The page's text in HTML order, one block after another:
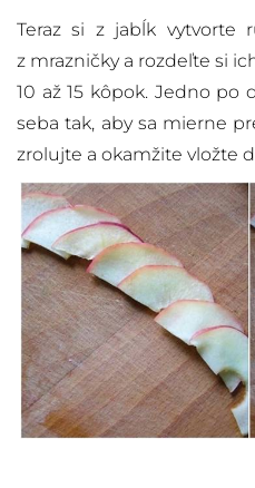
Teraz si z jabĺk vytvorte
z mrazničky a rozdeľte si
10 až 15 kôpok. Jedno po
seba tak, aby sa mierne
zrolujte a okamžite vložte